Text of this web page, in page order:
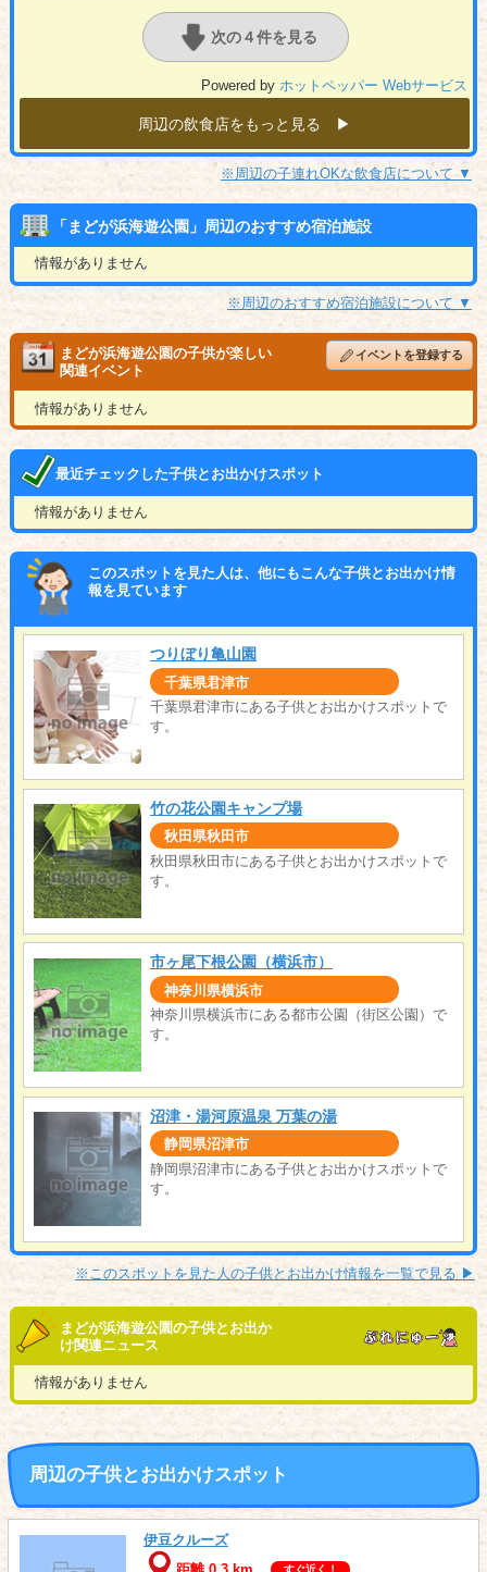
次の４件を見る
Powered byホットペッパー Webサービス
周辺の飲食店をもっと見る ▶︎
※周辺の子連れOKな飲食店について ▼
「まどが浜海遊公園」周辺のおすすめ宿泊施設
情報がありません
※周辺のおすすめ宿泊施設について ▼
まどが浜海遊公園の子供が楽しい
関連イベント
イベントを登録する
情報がありません
最近チェックした子供とお出かけスポット
情報がありません
このスポットを見た人は、他にもこんな子供とお出かけ情
報を見ています
つりぼり亀山園
千葉県君津市
千葉県君津市にある子供とお出かけスポットで
す。
竹の花公園キャンプ場
秋田県秋田市
秋田県秋田市にある子供とお出かけスポットで
す。
市ヶ尾下根公園（横浜市）
神奈川県横浜市
神奈川県横浜市にある都市公園（街区公園）で
す。
沼津・湯河原温泉 万葉の湯
静岡県沼津市
静岡県沼津市にある子供とお出かけスポットで
す。
※このスポットを見た人の子供とお出かけ情報を一覧で見る ▶︎
まどが浜海遊公園の子供とお出か
け関連ニュース
情報がありません
周辺の子供とお出かけスポット
伊豆クルーズ
すぐ近く！